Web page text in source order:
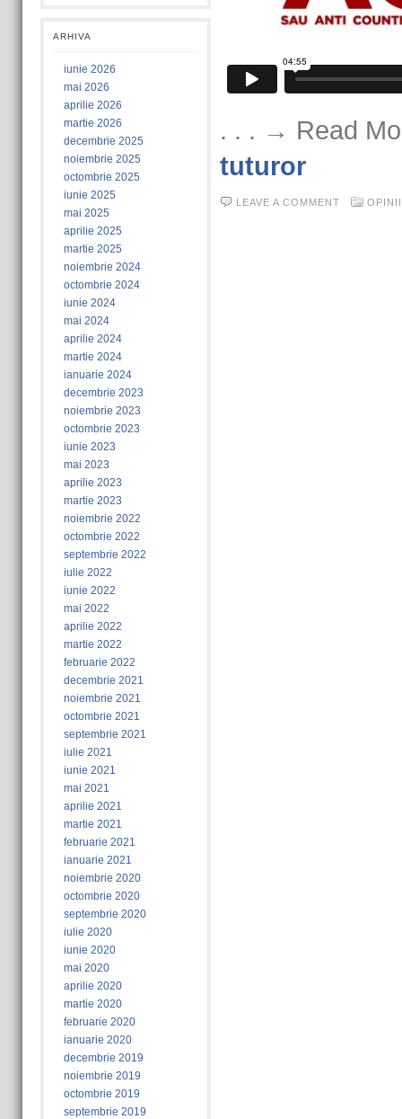
ARHIVA
iunie 2026
mai 2026
aprilie 2026
martie 2026
decembrie 2025
noiembrie 2025
octombrie 2025
iunie 2025
mai 2025
aprilie 2025
martie 2025
noiembrie 2024
octombrie 2024
iunie 2024
mai 2024
aprilie 2024
martie 2024
ianuarie 2024
decembrie 2023
noiembrie 2023
octombrie 2023
iunie 2023
mai 2023
aprilie 2023
martie 2023
noiembrie 2022
octombrie 2022
septembrie 2022
iulie 2022
iunie 2022
mai 2022
aprilie 2022
martie 2022
februarie 2022
decembrie 2021
noiembrie 2021
octombrie 2021
septembrie 2021
iulie 2021
iunie 2021
mai 2021
aprilie 2021
martie 2021
februarie 2021
ianuarie 2021
noiembrie 2020
octombrie 2020
septembrie 2020
iulie 2020
iunie 2020
mai 2020
aprilie 2020
martie 2020
februarie 2020
ianuarie 2020
decembrie 2019
noiembrie 2019
octombrie 2019
septembrie 2019
. . . → Read
tuturor
LEAVE A COMMENT OPINII